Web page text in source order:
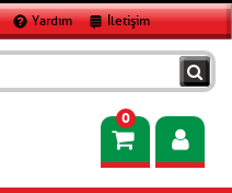
Yardım İletişim
0